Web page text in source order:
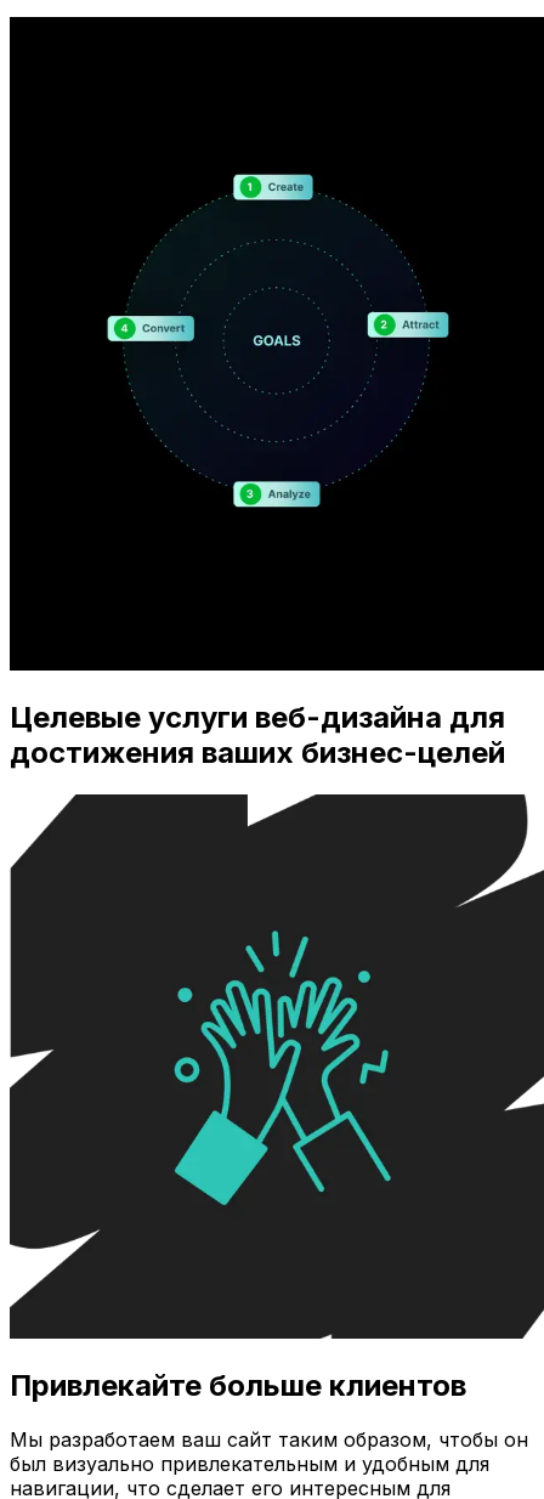
Целевые услуги веб-дизайна для
достижения ваших бизнес-целей
Привлекайте больше клиентов
Мы разработаем ваш сайт таким образом, чтобы он
был визуально привлекательным и удобным для
навигации, что сделает его интересным для